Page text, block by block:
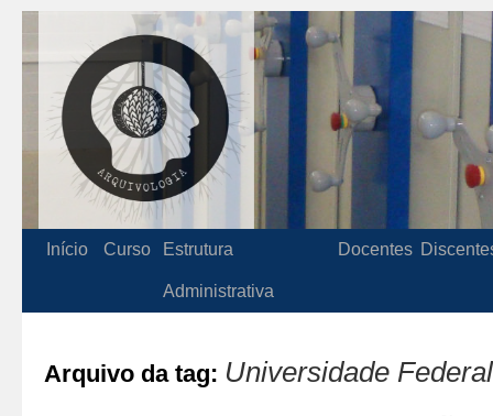
Início Curso Estrutura
Administrativa
Docentes
Arquivo da tag: Universidade